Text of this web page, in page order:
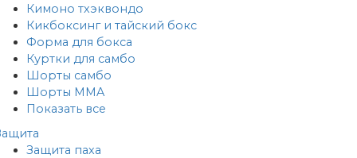
Кимоно тхэквондо
Кикбоксинг и тайский бокс
Форма для бокса
Куртки для самбо
Шорты самбо
Шорты MMA
Показать все
Защита паха